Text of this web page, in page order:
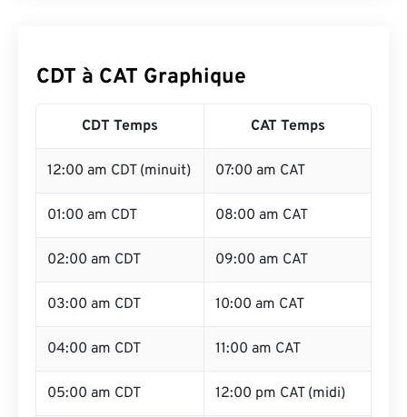
CDT à CAT Graphique
CDT Temps CAT Temps
12:00 am CDT (minuit) 07:00 am CAT
01:00 am CDT 08:00 am CAT
02:00 am CDT 09:00 am CAT
03:00 am CDT 10:00 am CAT
04:00 am CDT 11:00 am CAT
05:00 am CDT 12:00 pm CAT (midi)